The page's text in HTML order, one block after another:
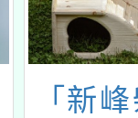
「新